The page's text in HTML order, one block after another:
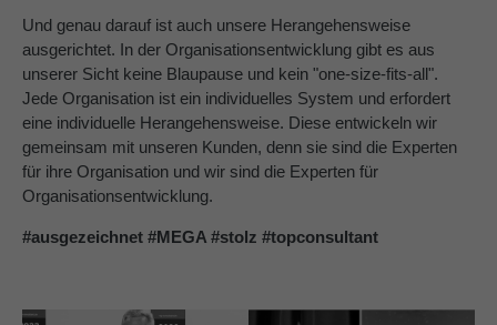
Und genau darauf ist auch unsere Herangehensweise
ausgerichtet. In der Organisationsentwicklung gibt es aus
unserer Sicht keine Blaupause und kein "one-size-fits-all".
Jede Organisation ist ein individuelles System und erfordert
eine individuelle Herangehensweise. Diese entwickeln wir
gemeinsam mit unseren Kunden, denn sie sind die Experten
für ihre Organisation und wir sind die Experten für
Organisationsentwicklung.
#ausgezeichnet #MEGA #stolz #topconsultant